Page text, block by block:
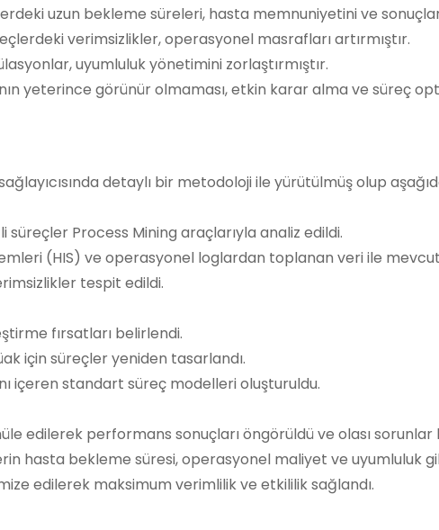
uzun bekleme süreleri, hasta memnuniyetini ve
verimsizlikler, operasyonel masrafları artırmıştır.
uyumluluk yönetimini zorlaştırmıştır.
yeterince görünür olmaması, etkin karar alma ve süreç
detaylı bir metodoloji ile yürütülmüş olup
Process Mining araçlarıyla analiz edildi.
(HIS) ve operasyonel loglardan toplanan veri ile
tespit edildi.
fırsatları belirlendi.
için süreçler yeniden tasarlandı.
içeren standart süreç modelleri oluşturuldu.
edilerek performans sonuçları öngörüldü ve olası sorunlar
hasta bekleme süresi, operasyonel maliyet ve uyumluluk
edilerek maksimum verimlilik ve etkililik sağlandı.